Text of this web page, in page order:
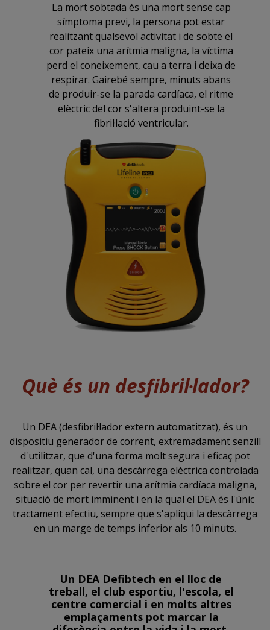
La mort sobtada és una mort sense cap
símptoma previ, la persona pot estar
realitzant qualsevol activitat i de sobte el
cor pateix una arítmia maligna, la víctima
perd el coneixement, cau a terra i deixa de
respirar. Gairebé sempre, minuts abans
de produir-se la parada cardíaca, el ritme
elèctric del cor s'altera produint-se la
fibril·lació ventricular.
Què és un desfibril·lador?
Un DEA (desfibril·lador extern automatitzat), és un
dispositiu generador de corrent, extremadament senzill
d'utilitzar, que d'una forma molt segura i eficaç pot
realitzar, quan cal, una descàrrega elèctrica controlada
sobre el cor per revertir una arítmia cardíaca maligna,
situació de mort imminent i en la qual el DEA és l'únic
tractament efectiu, sempre que s'apliqui la descàrrega
en un marge de temps inferior als 10 minuts.
Un DEA Defibtech en el lloc de
treball, el club esportiu, l'escola, el
centre comercial i en molts altres
emplaçaments pot marcar la